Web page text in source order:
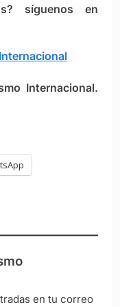
síguenos en
Internacional.
en tu correo